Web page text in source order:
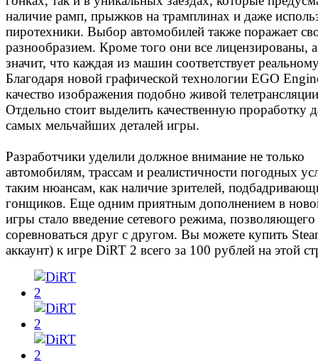
наличие рамп, прыжков на трамплинах и даже
пиротехники. Выбор автомобилей также поражает
разнообразием. Кроме того они все лицензированы,
значит, что каждая из машин соответствует
Благодаря новой графической технологии EGO
качество изображения подобно живой
Отдельно стоит выделить качественную проработку
самых мельчайших деталей игры.
Разработчики уделили должное внимание не только
автомобилям, трассам и реалистичности погодных
таким нюансам, как наличие зрителей,
гонщиков. Еще одним приятным дополнением в
игры стало введение сетевого режима,
соревноваться друг с другом. Вы можете купить
аккаунт) к игре DiRT 2 всего за 100 рублей на этой